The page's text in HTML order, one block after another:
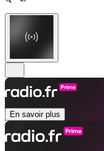
En savoir plus